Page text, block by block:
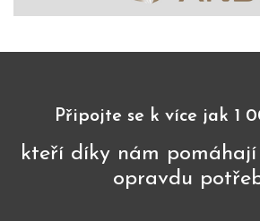
Připojte se k více jak 1
kteří díky nám
opravdu